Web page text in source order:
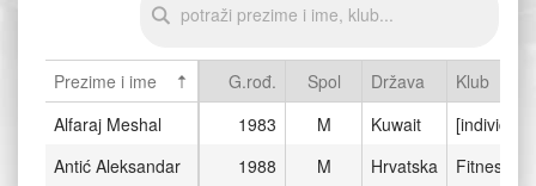
G.rođ. Spol Država Klub
Prezime i ime
1983
M Kuwait
[individual]
1988
M Hrvatska
Fitness
Alfaraj Meshal
Antić Aleksandar